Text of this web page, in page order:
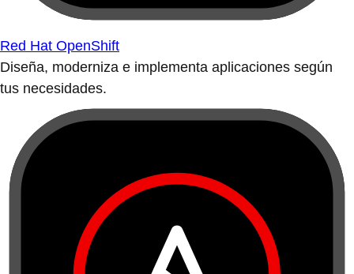
Red Hat OpenShift
Diseña, moderniza e implementa aplicaciones según
tus necesidades.